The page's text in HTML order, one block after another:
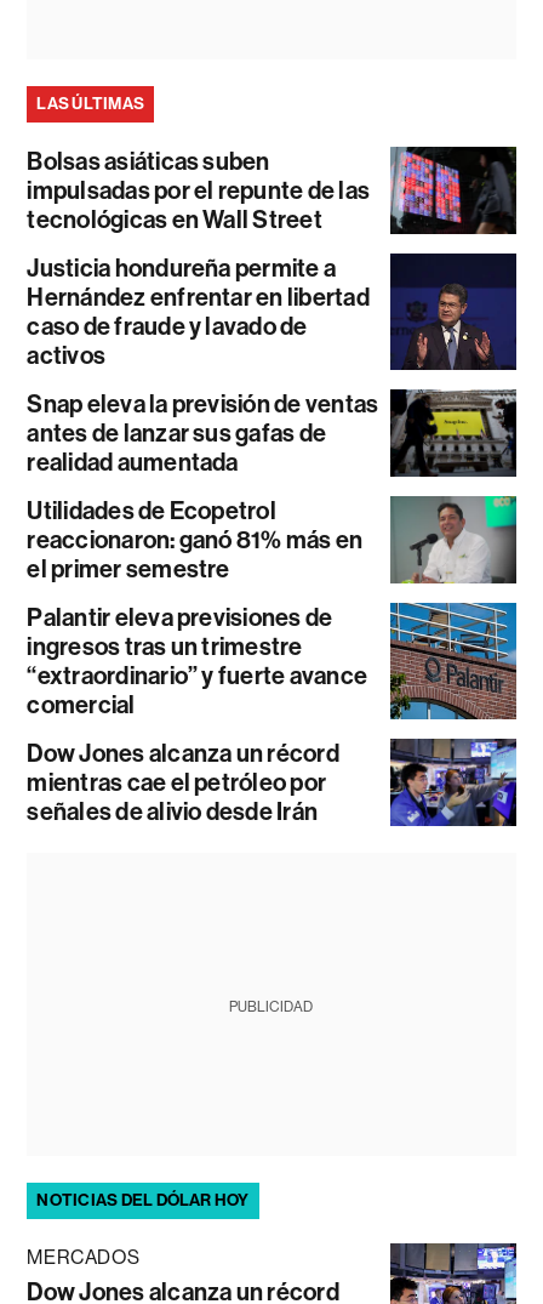
LAS ÚLTIMAS
Bolsas asiáticas suben
impulsadas por el repunte de las
tecnológicas en Wall Street
Justicia hondureña permite a
Hernández enfrentar en libertad
caso de fraude y lavado de
activos
Snap eleva la previsión de ventas
antes de lanzar sus gafas de
realidad aumentada
Utilidades de Ecopetrol
reaccionaron: ganó 81% más en
el primer semestre
Palantir eleva previsiones de
ingresos tras un trimestre
“extraordinario” y fuerte avance
comercial
Dow Jones alcanza un récord
mientras cae el petróleo por
señales de alivio desde Irán
PUBLICIDAD
NOTICIAS DEL DÓLAR HOY
MERCADOS
Dow Jones alcanza un récord